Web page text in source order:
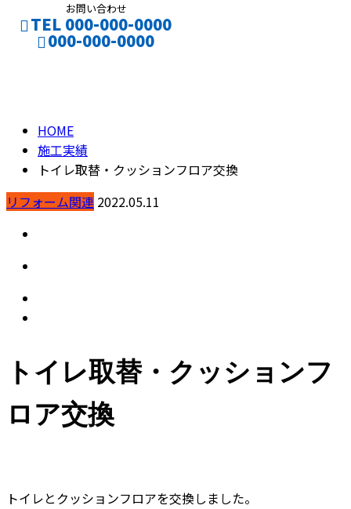
お問い合わせ
TEL 000-000-0000
000-000-0000
HOME
施工実績
トイレ取替・クッションフロア交換
リフォーム関連 2022.05.11
トイレ取替・クッションフ
ロア交換
トイレとクッションフロアを交換しました。